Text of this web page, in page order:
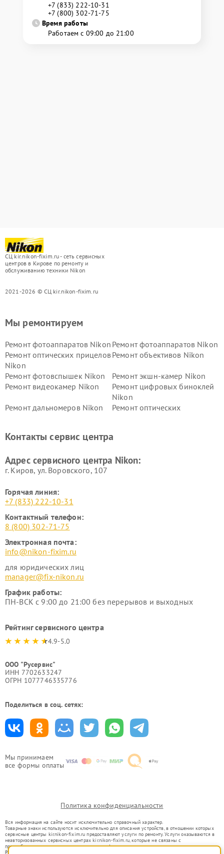
+7 (833) 222-10-31
+7 (800) 302-71-75
Время работы
Работаем с 09:00 до 21:00
СЦ kir.nikon-fixim.ru - сеть сервисных
центров в Кирове по ремонту и
обслуживанию техники Nikon
2021-2026 © СЦ kir.nikon-fixim.ru
Мы принимаем
все формы оплаты
Мы ремонтируем
Ремонт фотоаппаратов Nikon Ремонт фотоаппаратов Nikon
Ремонт оптических прицелов
Nikon
Ремонт объективов Nikon
Ремонт фотовспышек Nikon
Ремонт экшн-камер Nikon
Ремонт видеокамер Nikon
Ремонт цифровых биноклей
Nikon
Ремонт дальномеров Nikon
Ремонт оптических
Контакты сервис центра
Адрес сервисного центра Nikon:
г. Киров, ул. Воровского, 107
Горячая линия:
+7 (833) 222-10-31
Контактный телефон:
8 (800) 302-71-75
Электронная почта:
info@nikon-fixim.ru
для юридических лиц
manager@fix-nikon.ru
График работы:
ПН-ВСК с 9:00 до 21:00 без перерывов и выходных
Рейтинг сервисного центра
4.9-5.0
ООО "Русервис"
ИНН 7702633247
ОГРН 1077746335776
Поделиться в соц. сетях:
Политика конфиденциальности
Вся информация на сайте носит исключительно справочный характер.
Товарные знаки используются исключительно для описания устройств, в отношении которых
сервисные центры kir.nikon-fixim.ru предоставляют услуги по ремонту. Услуги оказываются в
неавторизованных сервисных центрах kir.nikon-fixim.ru, которые не связаны с
правообладателями товарных знаков или их официальными представителями.
Ремонт осуществляется для устройств, уже введенных в гражданский оборот в соответствии